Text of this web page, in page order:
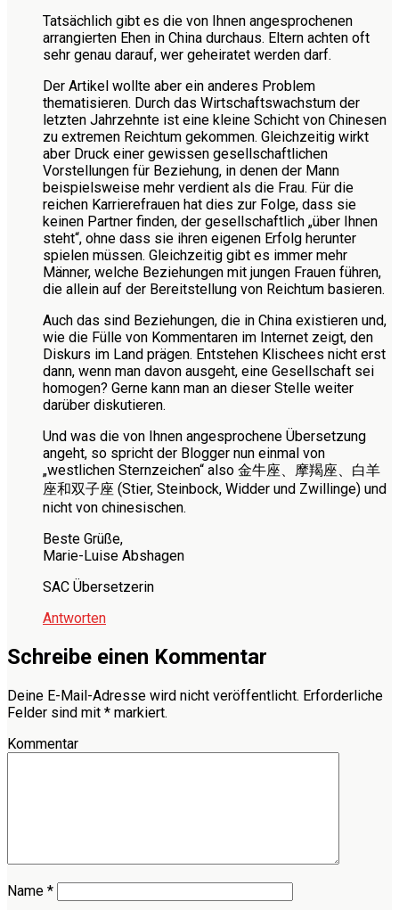
Tatsächlich gibt es die von Ihnen angesprochenen
arrangierten Ehen in China durchaus. Eltern achten oft
sehr genau darauf, wer geheiratet werden darf.
Der Artikel wollte aber ein anderes Problem
thematisieren. Durch das Wirtschaftswachstum der
letzten Jahrzehnte ist eine kleine Schicht von Chinesen
zu extremen Reichtum gekommen. Gleichzeitig wirkt
aber Druck einer gewissen gesellschaftlichen
Vorstellungen für Beziehung, in denen der Mann
beispielsweise mehr verdient als die Frau. Für die
reichen Karrierefrauen hat dies zur Folge, dass sie
keinen Partner finden, der gesellschaftlich „über Ihnen
steht“, ohne dass sie ihren eigenen Erfolg herunter
spielen müssen. Gleichzeitig gibt es immer mehr
Männer, welche Beziehungen mit jungen Frauen führen,
die allein auf der Bereitstellung von Reichtum basieren.
Auch das sind Beziehungen, die in China existieren und,
wie die Fülle von Kommentaren im Internet zeigt, den
Diskurs im Land prägen. Entstehen Klischees nicht erst
dann, wenn man davon ausgeht, eine Gesellschaft sei
homogen? Gerne kann man an dieser Stelle weiter
darüber diskutieren.
Und was die von Ihnen angesprochene Übersetzung
angeht, so spricht der Blogger nun einmal von
„westlichen Sternzeichen“ also 金牛座、摩羯座、白羊
座和双子座 (Stier, Steinbock, Widder und Zwillinge) und
nicht von chinesischen.
Beste Grüße,
Marie-Luise Abshagen
SAC Übersetzerin
Antworten
Schreibe einen Kommentar
Deine E-Mail-Adresse wird nicht veröffentlicht. Erforderliche
Felder sind mit * markiert.
Kommentar
Name *